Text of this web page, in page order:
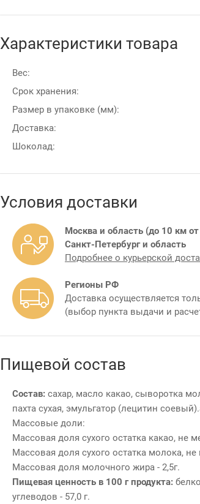
Характеристики товара
Вес:
Срок хранения:
Размер в упаковке (мм):
Доставка:
Шоколад:
Условия доставки
Москва и область (до 10 км
Санкт-Петербург и область
Подробнее о курьерской
Регионы РФ
Доставка осуществляется
(выбор пункта выдачи и
Пищевой состав
Состав: сахар, масло какао, сыворотка
пахта сухая, эмульгатор (лецитин
Массовые доли:
Массовая доля сухого остатка какао, не
Массовая доля сухого остатка молока, не
Массовая доля молочного жира - 2,5г.
Пищевая ценность в 100 г продукта:
углеводов - 57,0 г.